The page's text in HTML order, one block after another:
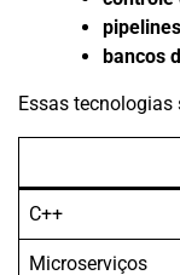
bancos
Essas
C++
Microserviços